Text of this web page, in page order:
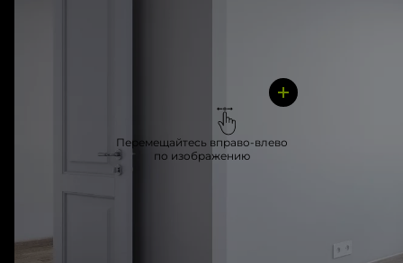
Перемещайтесь вправо-влево
по изображению